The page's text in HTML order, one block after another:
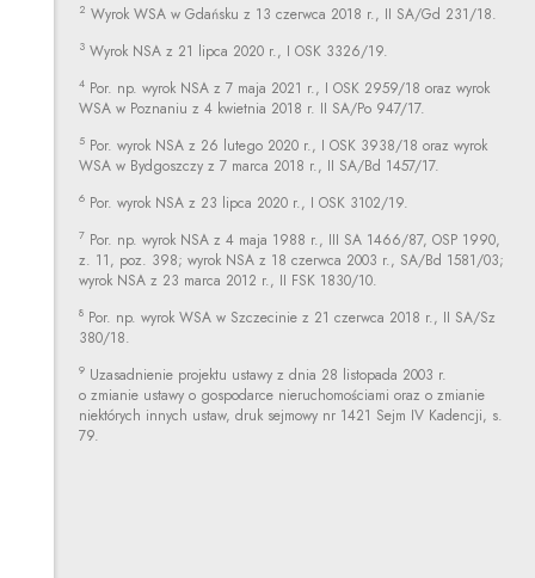
2 Wyrok WSA w Gdańsku z 13 czerwca 2018 r., II SA/Gd 231/18.
3Wyrok NSA z 21 lipca 2020 r., I OSK 3326/19.
4Por. np. wyrok NSA z 7 maja 2021 r., I OSK 2959/18 oraz wyrok
WSA w Poznaniu z 4 kwietnia 2018 r. II SA/Po 947/17.
5Por. wyrok NSA z 26 lutego 2020 r., I OSK 3938/18 oraz wyrok
WSA w Bydgoszczy z 7 marca 2018 r., II SA/Bd 1457/17.
6Por. wyrok NSA z 23 lipca 2020 r., I OSK 3102/19.
7Por. np. wyrok NSA z 4 maja 1988 r., III SA 1466/87, OSP 1990,
z. 11, poz. 398; wyrok NSA z 18 czerwca 2003 r., SA/Bd 1581/03;
wyrok NSA z 23 marca 2012 r., II FSK 1830/10.
8Por. np. wyrok WSA w Szczecinie z 21 czerwca 2018 r., II SA/Sz
380/18.
9Uzasadnienie projektu ustawy z dnia 28 listopada 2003 r.
o zmianie ustawy o gospodarce nieruchomościami oraz o zmianie
niektórych innych ustaw, druk sejmowy nr 1421 Sejm IV Kadencji, s.
79.